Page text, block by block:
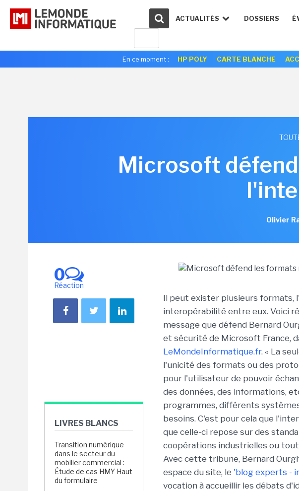
ACTUALITÉS DOSSIERS
En ce moment : HP POLY CARTE BLANCHE
Microsoft
Olivier
0
Réaction
LIVRES BLANCS
Transition numérique
dans le secteur du
mobilier commercial :
Étude de cas HMY Haut
du formulaire
Il peut exister plusieurs formats,
interopérabilité entre eux. Voici
message que défend Bernard
et sécurité de Microsoft France,
LeMondeInformatique.fr. « La
l'unicité des formats ou des
pour l'utilisateur de pouvoir
des données, des informations,
programmes, différents
besoins. C'est pour cela que
que celle-ci repose sur des
coopérations industrielles ou
Avec cette tribune, Bernard
espace du site, le 'blog experts -
vocation à accueillir les débats